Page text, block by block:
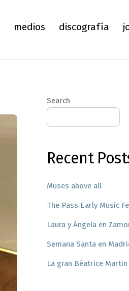
medios discografía
Search
Recent
Muses above all
The Pass Early Music
Laura y Ángela en
Semana Santa en
La gran Béatrice Martin